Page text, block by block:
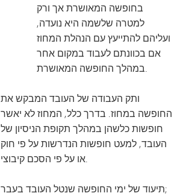
בחופשה המאושרת אך ורק
למטרה שלשמה היא נועדה,
ועליהם להתייעץ עם הנהלת המחוז
אם בכוונתם לעבוד במקום אחר
במהלך החופשה המאושרת.
ותק העבודה של העובד המבקש את
החופשה במחוז. בדרך כלל, המחוז לא יאשר
חופשות כלשהן במהלך תקופת הניסיון של
העובד, למעט חופשות הנדרשות על פי חוק
או על פי הסכם קיבוצי.
תיעוד של ימי החופשה שנטל העובד בעבר;